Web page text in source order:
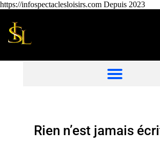
https://infospectaclesloisirs.com Depuis 2023
Rien n’est jamais